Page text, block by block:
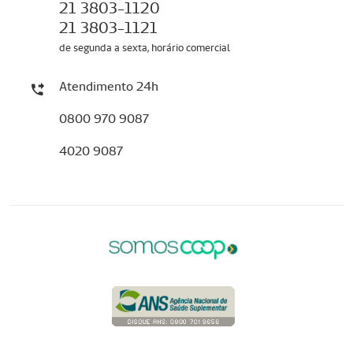
21 3803-1120
21 3803-1121
de segunda a sexta, horário comercial
Atendimento 24h
0800 970 9087
4020 9087